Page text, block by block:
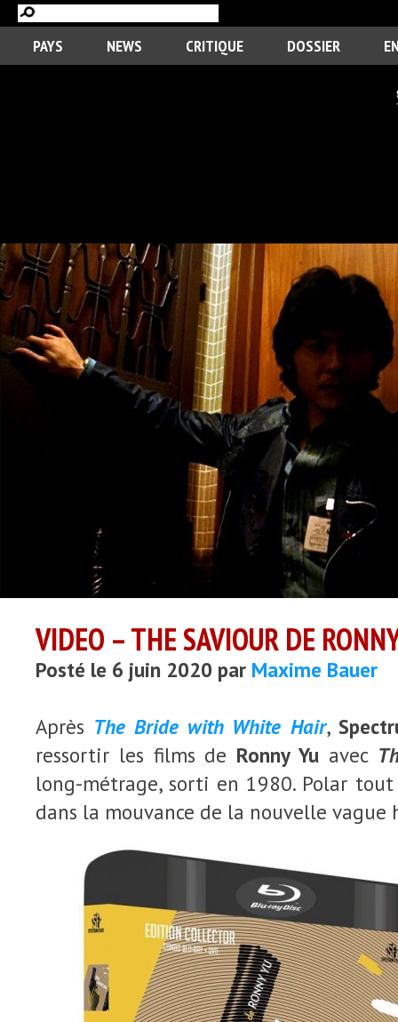
PAYS NEWS CRITIQUE DOSSIER
VIDEO – THE SAVIOUR DE
Posté le 6 juin 2020 par Maxime Bauer
Après The Bride with White Hair,
ressortir les films de Ronny Yu avec
long-métrage, sorti en 1980. Polar
dans la mouvance de la nouvelle vague